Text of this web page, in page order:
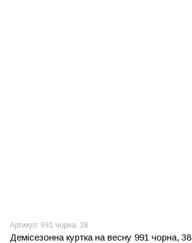
Артикул: 991 чорна, 38
Демісезонна куртка на весну 991 чорна, 38